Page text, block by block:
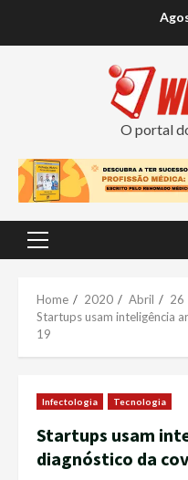
O portal
Primary
Home 2020 Abril
26
Startups usam inteligência
19
Infectologia Tecnologia
Startups usam
diagnóstico da